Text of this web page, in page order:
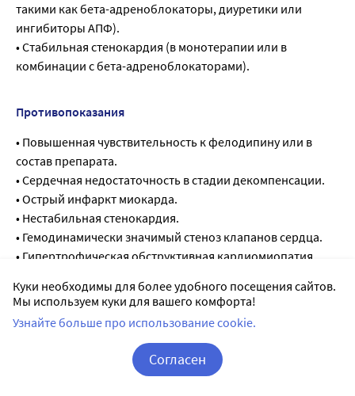
такими как бета-адреноблокаторы, диуретики или
ингибиторы АПФ).
• Стабильная стенокардия (в монотерапии или в
комбинации с бета-адреноблокаторами).
Противопоказания
• Повышенная чувствительность к фелодипину или в
состав препарата.
• Сердечная недостаточность в стадии декомпенсации.
• Острый инфаркт миокарда.
• Нестабильная стенокардия.
• Гемодинамически значимый стеноз клапанов сердца.
• Гипертрофическая обструктивная кардиомиопатия.
установлены).
• Непереносимость лактозы, дефицит лактазы, глюкозо-
галактозная мальабсорбция.
• Беременность, период грудного вскармливания (см.
раздел «Применение при беременности и в период
Куки необходимы для более удобного посещения сайтов.
Мы используем куки для вашего комфорта!
Узнайте больше про использование cookie.
Согласен